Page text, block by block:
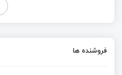
فروشنده ها